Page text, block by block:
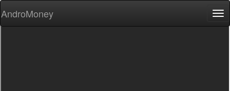
AndroMoney